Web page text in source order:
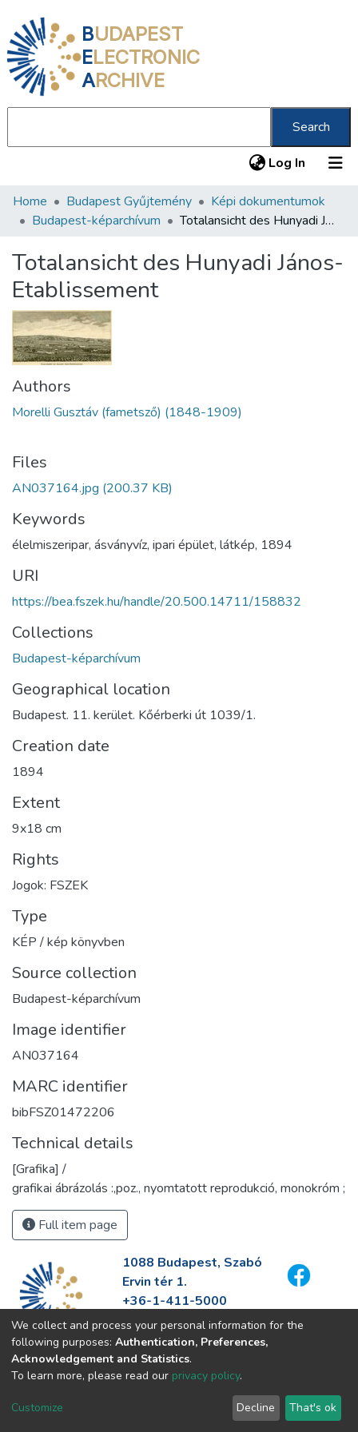
BUDAPEST
ELECTRONIC
ARCHIVE
Search
Log In (current)
Communities & Collections
Statistics
About us
Home Budapest Gyűjtemény
Képi dokumentumok
Budapest-képarchívum
Totalansicht des Hunyadi János-Etablissement
Totalansicht des Hunyadi János-
Etablissement
Authors
Morelli Gusztáv (fametsző) (1848-1909)
Files
AN037164.jpg (200.37 KB)
Keywords
élelmiszeripar, ásványvíz, ipari épület, látkép, 1894
URI
https://bea.fszek.hu/handle/20.500.14711/158832
Collections
Budapest-képarchívum
Geographical location
Budapest. 11. kerület. Kőérberki út 1039/1.
Creation date
1894
Extent
9x18 cm
Rights
Jogok: FSZEK
Type
KÉP / kép könyvben
Source collection
Budapest-képarchívum
Image identifier
AN037164
MARC identifier
bibFSZ01472206
Technical details
[Grafika] /
grafikai ábrázolás :,poz., nyomtatott reprodukció, monokróm ;
Full item page
1088 Budapest, Szabó
Ervin tér 1.
+36-1-411-5000
info@fszek.hu
https://fszek.hu
We collect and process your personal information for the
following purposes: Authentication, Preferences,
Acknowledgement and Statistics.
To learn more, please read our privacy policy.
Customize Decline That's ok